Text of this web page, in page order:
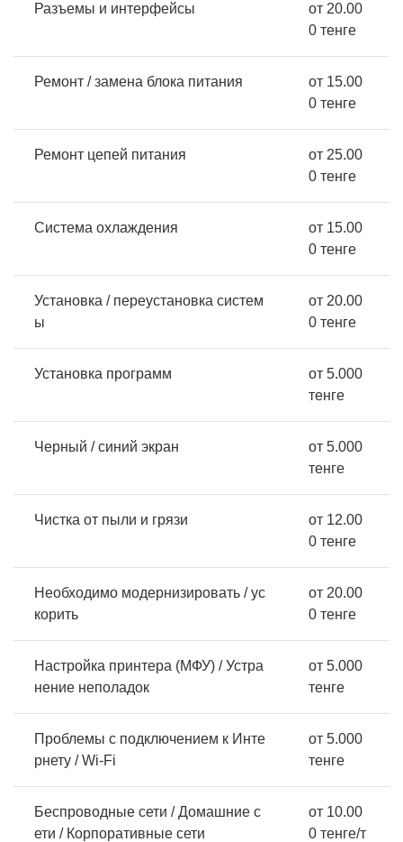
Разъемы и интерфейсы
от 20.00
0 тенге
Ремонт / замена блока питания
от 15.00
0 тенге
Ремонт цепей питания
от 25.00
0 тенге
Система охлаждения
от 15.00
0 тенге
Установка / переустановка систем
ы
от 20.00
0 тенге
Установка программ
от 5.000
тенге
Черный / синий экран
от 5.000
тенге
Чистка от пыли и грязи
от 12.00
0 тенге
Необходимо модернизировать / ус
корить
от 20.00
0 тенге
Настройка принтера (МФУ) / Устра
нение неполадок
от 5.000
тенге
Проблемы с подключением к Инте
рнету / Wi-Fi
от 5.000
тенге
Беспроводные сети / Домашние с
ети / Корпоративные сети
от 10.00
0 тенге/т